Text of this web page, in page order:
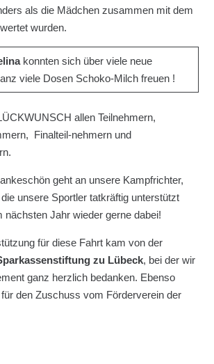
als die Mädchen zusammen mit dem
wurden.
konnten sich über viele neue
viele Dosen Schoko-Milch freuen !
allen Teilnehmern,
Finalteil-nehmern und
geht an unsere Kampfrichter,
unsere Sportler tatkräftig unterstützt
nächsten Jahr wieder gerne dabei!
für diese Fahrt kam von der
zu Lübeck, bei der wir
ganz herzlich bedanken. Ebenso
den Zuschuss vom Förderverein der